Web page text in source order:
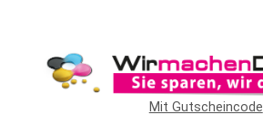
Mit Gutscheincode
Widerrufsformular